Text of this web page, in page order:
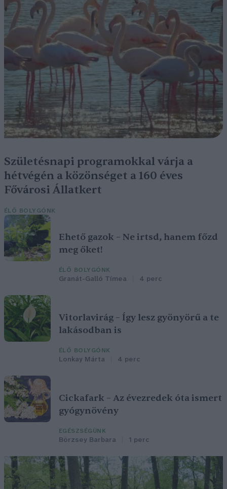
Születésnapi programokkal várja a
hétvégén a közönséget a 160 éves
Fővárosi Állatkert
ÉLŐ BOLYGÓNK
Ehető gazok – Ne irtsd, hanem főzd
meg őket!
ÉLŐ BOLYGÓNK
Granát-Galló Tímea 4 perc
Vitorlavirág – Így lesz gyönyörű a te
lakásodban is
ÉLŐ BOLYGÓNK
Lonkay Márta 4 perc
Cickafark – Az évezredek óta ismert
gyógynövény
EGÉSZSÉGÜNK
Börzsey Barbara 1 perc